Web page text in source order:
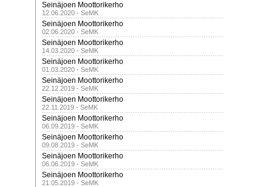
Seinäjoen Moottorikerho
12.06.2020 - SeMK
Seinäjoen Moottorikerho
02.06.2020 - SeMK
Seinäjoen Moottorikerho
14.03.2020 - SeMK
Seinäjoen Moottorikerho
01.03.2020 - SeMK
Seinäjoen Moottorikerho
22.12.2019 - SeMK
Seinäjoen Moottorikerho
22.11.2019 - SeMK
Seinäjoen Moottorikerho
06.09.2019 - SeMK
Seinäjoen Moottorikerho
09.08.2019 - SeMK
Seinäjoen Moottorikerho
06.06.2019 - SeMK
Seinäjoen Moottorikerho
21.05.2019 - SeMK